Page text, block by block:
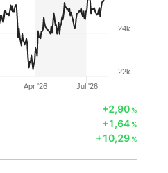
Apr '26 Jul '26
22k
24k
+2,90%
+1,64%
+10,29%